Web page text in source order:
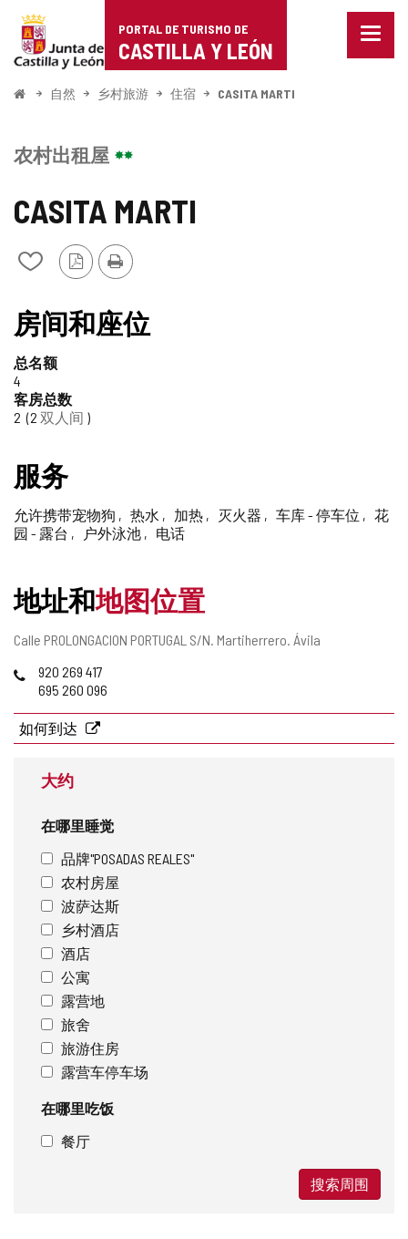
Portal
de
Turismo
Castilla
León
PORTAL DE TURISMO DE
CASTILLA Y LEÓN
菜
开
自然 乡村旅游 住宿 CASITA MARTI
CASITA MARTI
从
笔
记
中
加/
删
PDF
版
打
印
农村出租屋
房间和座位
总名额
4
客房总数
2 2 双人间
服务
允许携带宠物狗 热水 加热 灭火器 车库 - 停车位
花
园 - 露台
户外泳池 电话
地址和地图位置
邮
地
Calle PROLONGACION PORTUGAL S/N. Martiherrero. Ávila
电
920 269 417
695 260 096
如何到达
大约
在哪里睡觉
品牌"POSADAS REALES"
农村房屋
波萨达斯
乡村酒店
酒店
公寓
露营地
旅舍
旅游住房
露营车停车场
在哪里吃饭
餐厅
搜索周围